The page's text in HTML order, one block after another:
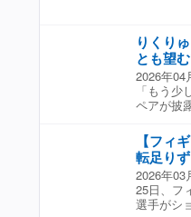
と言い
い。」
た。 ■大
(18) 「い
演技で
が最高に
してい
ていな
らない関
ルがとれ
ていた？
にもかか
援しても
りくり
とも望
2026年04
「もう
ペアが披
（24）
退を問わ
権を欠場
いま複雑
それゆえ
れ以上に
【フィ
転足り
2026年03
25日、フ
選手がシ